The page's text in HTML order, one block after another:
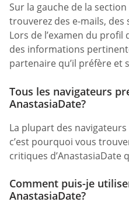
Sur la gauche de la
trouverez des e-mails, des
Lors de l’examen du profil
des informations
partenaire qu’il préfère et
Tous les navigateurs
AnastasiaDate?
La plupart des
c’est pourquoi vous
critiques d’AnastasiaDate
Comment puis-je
AnastasiaDate?